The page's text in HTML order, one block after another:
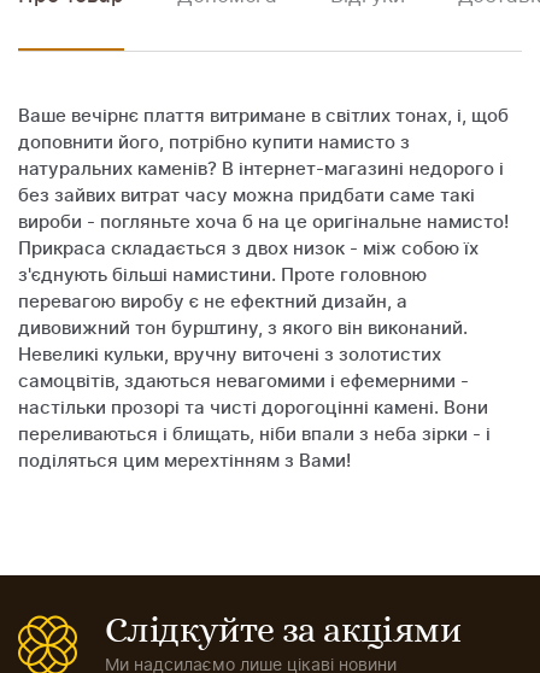
Ваше вечірнє плаття витримане в світлих тонах, і, щоб
доповнити його, потрібно купити намисто з
натуральних каменів? В інтернет-магазині недорого і
без зайвих витрат часу можна придбати саме такі
вироби - погляньте хоча б на це оригінальне намисто!
Прикраса складається з двох низок - між собою їх
з'єднують більші намистини. Проте головною
перевагою виробу є не ефектний дизайн, а
дивовижний тон бурштину, з якого він виконаний.
Невеликі кульки, вручну виточені з золотистих
самоцвітів, здаються невагомими і ефемерними -
настільки прозорі та чисті дорогоцінні камені. Вони
переливаються і блищать, ніби впали з неба зірки - і
поділяться цим мерехтінням з Вами!
Слідкуйте за акціями
Ми надсилаємо лише цікаві новини